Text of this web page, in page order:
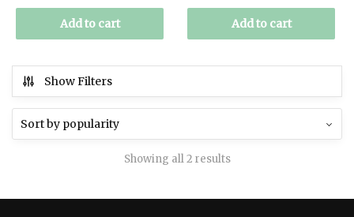
Add to cart Add to cart
Show Filters
Showing all 2 results